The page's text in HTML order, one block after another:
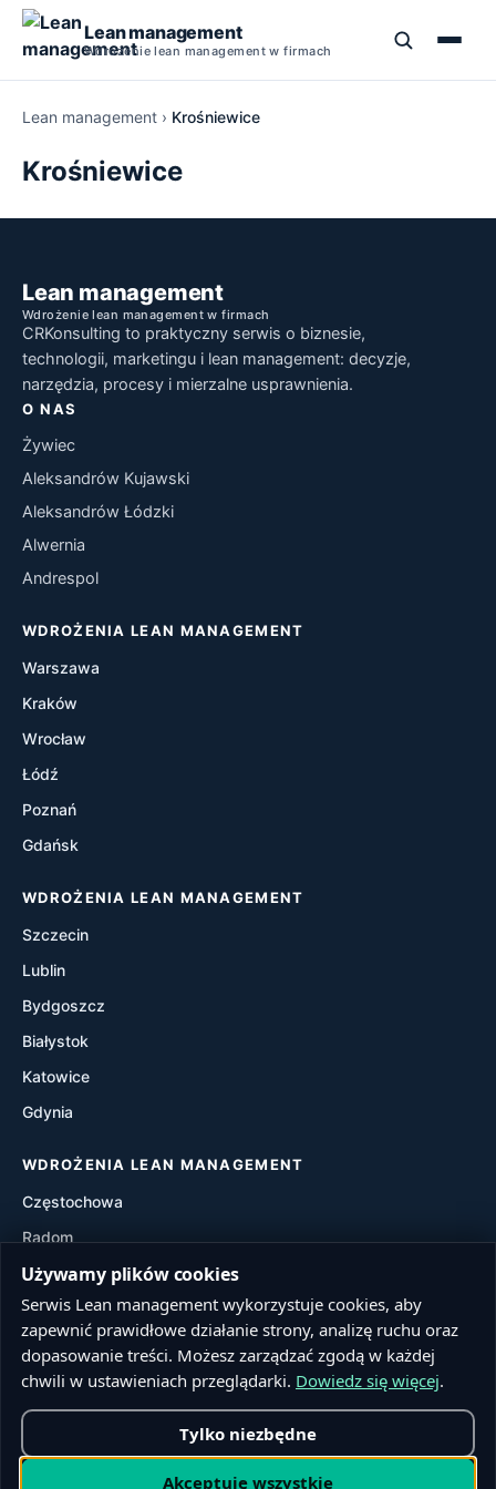
Lean management
Wdrożenie lean management w firmach
Szkolenia Lean Management
Kurs Lean Management
Książki o Lean Management
5S
PDCA
SMED
5 Why
Jidoka
Kaizen
Poka-Yoke
Hoshin Kanri
Just-In-Time (JIT)
Waste Walk
Visual Management
Narzędzia Lean Manufacturing
Szkolenie Lean Manufacturing
Lean management › Krośniewice
Krośniewice
Lean management
Wdrożenie lean management w firmach
CRKonsulting to praktyczny serwis o biznesie,
technologii, marketingu i lean management: decyzje,
narzędzia, procesy i mierzalne usprawnienia.
O NAS
Żywiec
Aleksandrów Kujawski
Aleksandrów Łódzki
Alwernia
Andrespol
WDROŻENIA LEAN MANAGEMENT
Warszawa
Kraków
Wrocław
Łódź
Poznań
Gdańsk
WDROŻENIA LEAN MANAGEMENT
Szczecin
Lublin
Bydgoszcz
Białystok
Katowice
Gdynia
WDROŻENIA LEAN MANAGEMENT
Częstochowa
Radom
Rzeszów
Toruń
Sosnowiec
Kielce
Używamy plików cookies
Serwis Lean management wykorzystuje cookies, aby
zapewnić prawidłowe działanie strony, analizę ruchu oraz
dopasowanie treści. Możesz zarządzać zgodą w każdej
chwili w ustawieniach przeglądarki. Dowiedz się więcej.
Tylko niezbędne
Akceptuję wszystkie